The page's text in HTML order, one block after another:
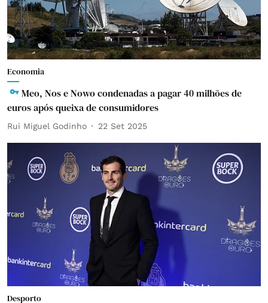
Economia
Meo, Nos e Nowo condenadas a pagar 40 milhões de
euros após queixa de consumidores
Rui Miguel Godinho 22 Set 2025
Desporto